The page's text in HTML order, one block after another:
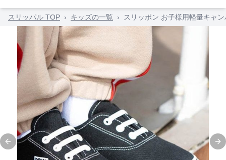
スリッパル TOP › キッズの一覧 › スリッポン お子様用軽量キャ
Previous slide